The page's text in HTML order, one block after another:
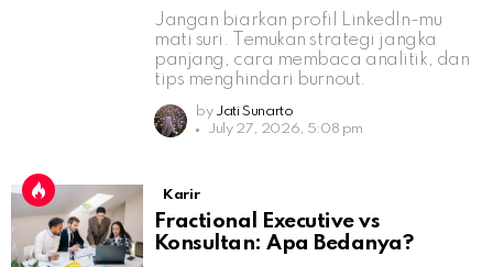
Jangan biarkan profil LinkedIn-mu
mati suri. Temukan strategi jangka
panjang, cara membaca analitik, dan
tips menghindari burnout.
by Jati Sunarto
July 27, 2026, 5:08 pm
Karir
Fractional Executive vs
Konsultan: Apa Bedanya?